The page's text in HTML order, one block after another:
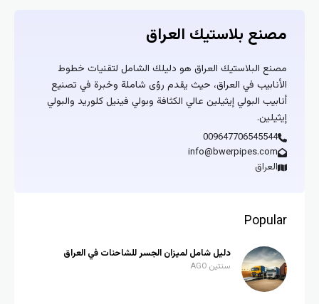
مصنع بلاستيك العراق
مصنع البلاستيك العراق هو دليلك الشامل لتقنيات خطوط
الأنابيب في العراق، حيث يقدم رؤى شاملة وخبرة في تصنيع
أنابيب البولي إيثيلين عالي الكثافة وبولي فينيل كلوريد والبولي
إيثيلين.
009647706545544
info@bwerpipes.com
العراق
Popular
دليل شامل لميزان الجسر للشاحنات في العراق
سنتين AGO